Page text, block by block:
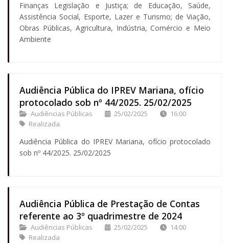
Finanças Legislação e Justiça; de Educação, Saúde,
Assistência Social, Esporte, Lazer e Turismo; de Viação,
Obras Públicas, Agricultura, Indústria, Comércio e Meio
Ambiente
Audiência Pública do IPREV Mariana, ofício
protocolado sob nº 44/2025. 25/02/2025
Audiências Públicas 25/02/2025
16:00
Realizada
Audiência Pública do IPREV Mariana, ofício protocolado
sob nº 44/2025. 25/02/2025
Audiência Pública de Prestação de Contas
referente ao 3º quadrimestre de 2024
Audiências Públicas 25/02/2025
14:00
Realizada